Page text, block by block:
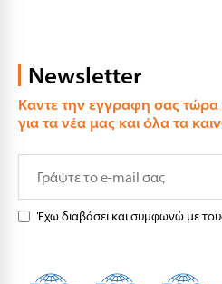
Newsletter
Καντε την εγγραφη σας
για τα νέα μας και όλα τα
Έχω διαβάσει και συμφωνώ με